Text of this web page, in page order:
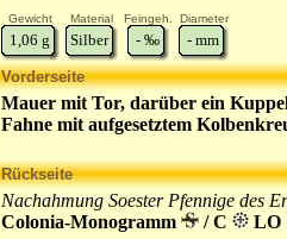
Gewicht Material Feingeh. Diameter
1,06 g Silber - ‰ - mm
Vorderseite
Mauer mit Tor, darüber ein
Fahne mit aufgesetztem
Rückseite
Nachahmung Soester Pfennige des
Colonia-Monogramm
/ C LO